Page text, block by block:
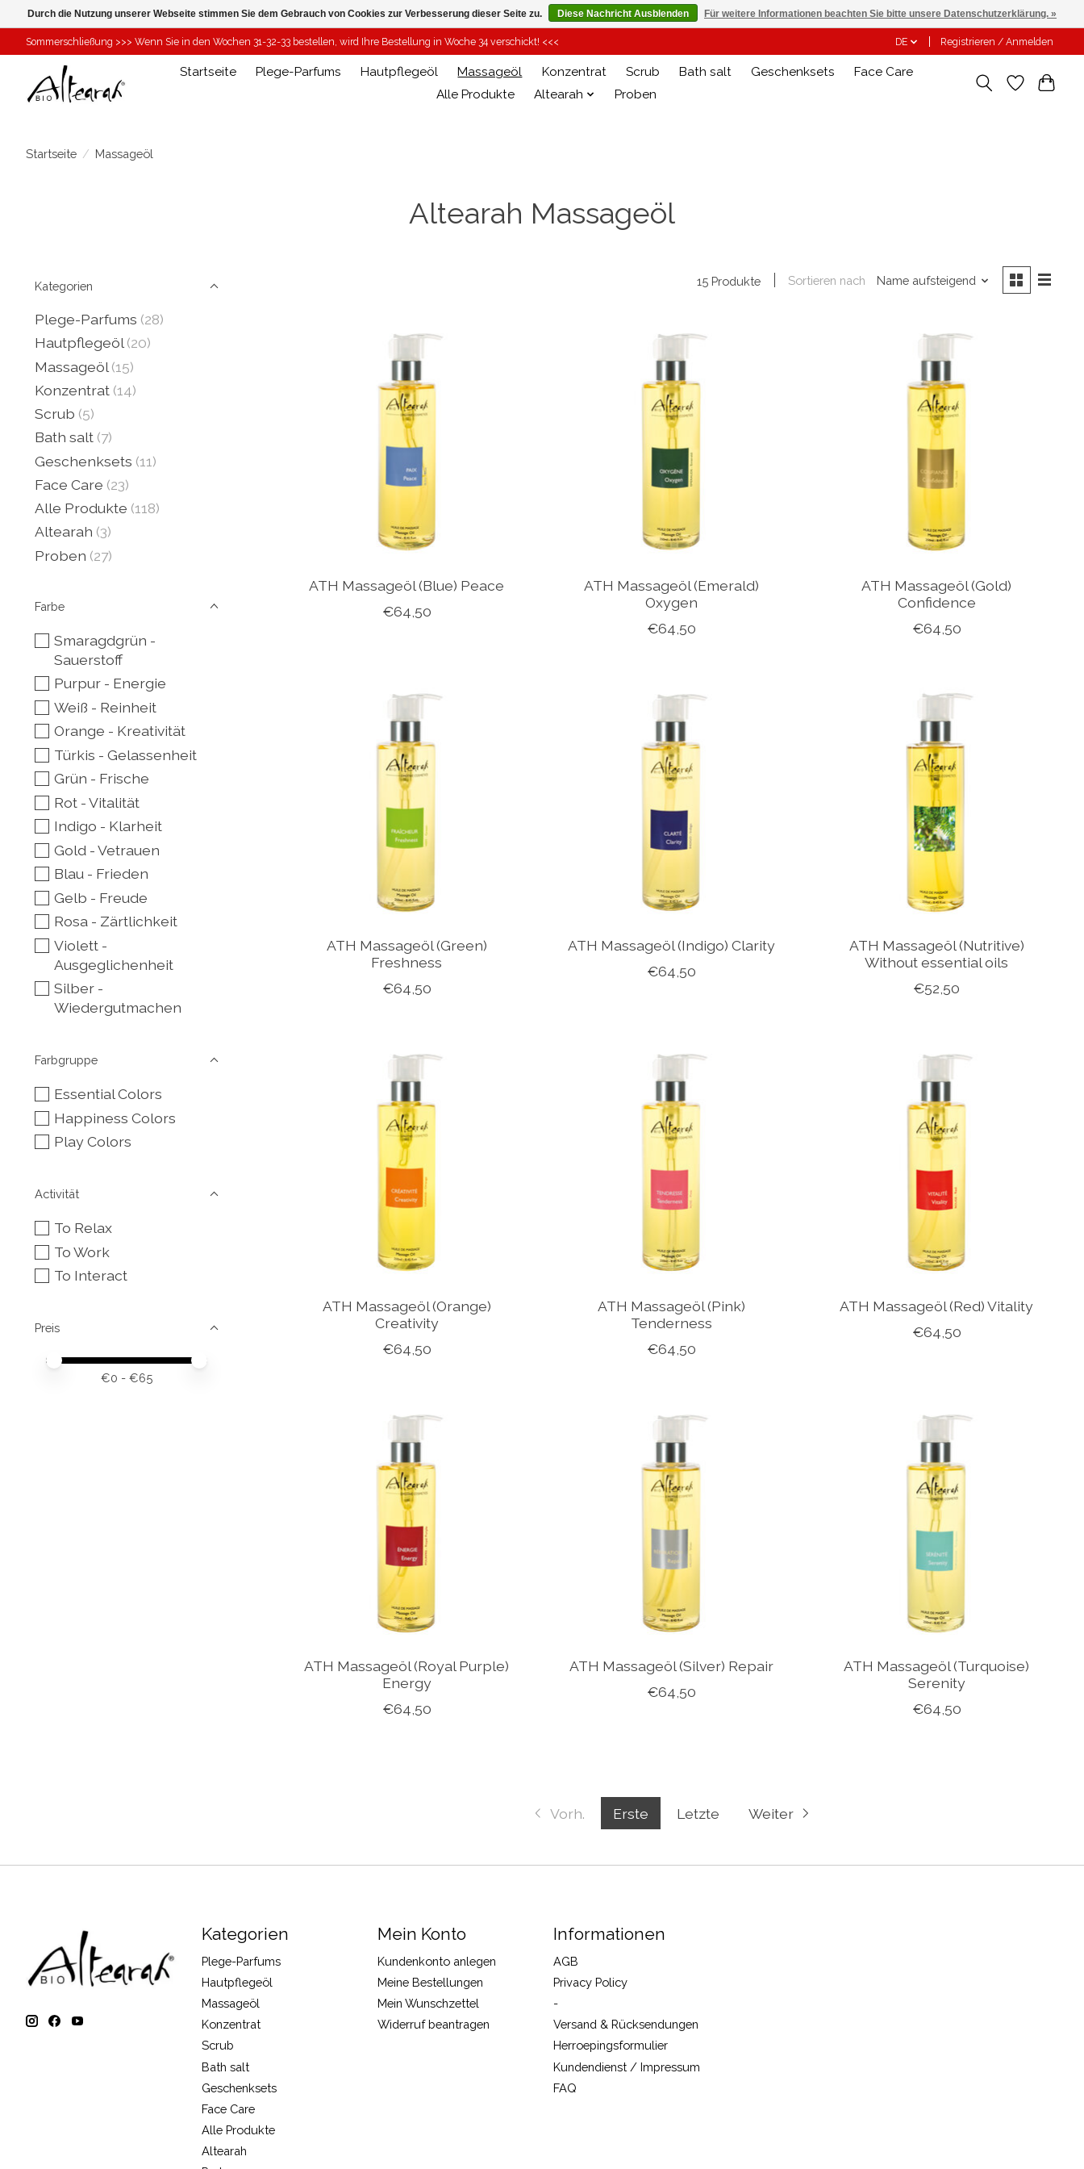
Sommerschließung >>> Wenn Sie in den Wochen 31-32-33 bestellen, wird Ihre Bestellung in Woche 34 verschickt! <<< DE Registrieren / Anmelden
Startseite Plege-Parfums Hautpflegeöl Massageöl Konzentrat Scrub Bath salt Geschenksets
Face Care
Alle Produkte
Altearah Proben
Startseite / Massageöl
Altearah Massageöl
Kategorien
Plege-Parfums (28)
Hautpflegeöl (20)
Massageöl (15)
Konzentrat (14)
Scrub (5)
Bath salt (7)
Geschenksets (11)
Face Care (23)
Alle Produkte (118)
Altearah (3)
Proben (27)
Farbe
Smaragdgrün -
Sauerstoff
Purpur - Energie
Weiß - Reinheit
Orange - Kreativität
Türkis - Gelassenheit
Grün - Frische
Rot - Vitalität
Indigo - Klarheit
Gold - Vetrauen
Blau - Frieden
Gelb - Freude
Rosa - Zärtlichkeit
Violett -
Ausgeglichenheit
Silber -
Wiedergutmachen
Farbgruppe
Essential Colors
Happiness Colors
Play Colors
Activität
To Relax
To Work
To Interact
Preis
Preis – Mindestwert
Price maximum value
€0 - €65
15 Produkte Sortieren nach Name aufsteigend
ATH Massageöl (Blue) Peace
€64,50
ATH Massageöl (Emerald)
Oxygen
€64,50
ATH Massageöl (Gold)
Confidence
€64,50
ATH Massageöl (Green)
Freshness
€64,50
ATH Massageöl (Indigo) Clarity
€64,50
ATH Massageöl (Nutritive)
Without essential oils
€52,50
ATH Massageöl (Orange)
Creativity
€64,50
ATH Massageöl (Pink)
Tenderness
€64,50
ATH Massageöl (Red) Vitality
€64,50
ATH Massageöl (Royal Purple)
Energy
€64,50
ATH Massageöl (Silver) Repair
€64,50
ATH Massageöl (Turquoise)
Serenity
€64,50
Vorh. Erste Letzte Weiter
Kategorien
Plege-Parfums
Hautpflegeöl
Massageöl
Konzentrat
Scrub
Bath salt
Geschenksets
Face Care
Alle Produkte
Altearah
Mein Konto
Kundenkonto anlegen
Meine Bestellungen
Mein Wunschzettel
Widerruf beantragen
Informationen
AGB
Privacy Policy
-
Versand & Rücksendungen
Herroepingsformulier
Kundendienst / Impressum
FAQ
Durch die Nutzung unserer Webseite stimmen Sie dem Gebrauch von Cookies zur Verbesserung dieser Seite zu. Diese Nachricht Ausblenden Für weitere Informationen beachten Sie bitte unsere Datenschutzerklärung. »